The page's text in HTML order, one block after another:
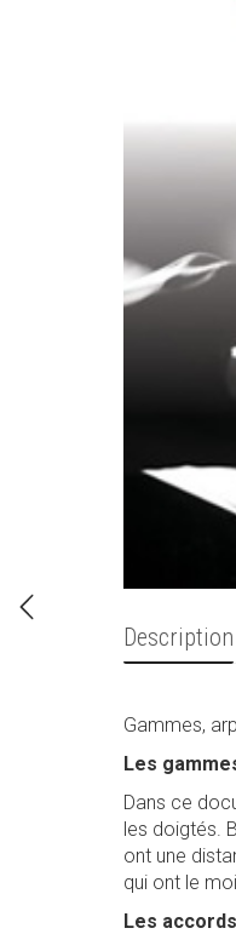
Description
Gammes,
Les
Dans ce
les doigtés.
ont une
qui ont le
Les accords